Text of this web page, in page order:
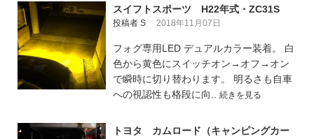
スイフトスポーツ H22年式・ZC31S
投稿者 S 2018年11月07日
フォグ専用LED デュアルカラー装着。 白
色から黄色にスイッチオン→オフ→オン
で瞬時に切り替わります。 明るさも自車
への視認性も格段に向.. 続きを見る
トヨタ カムロード（キャンピングカー